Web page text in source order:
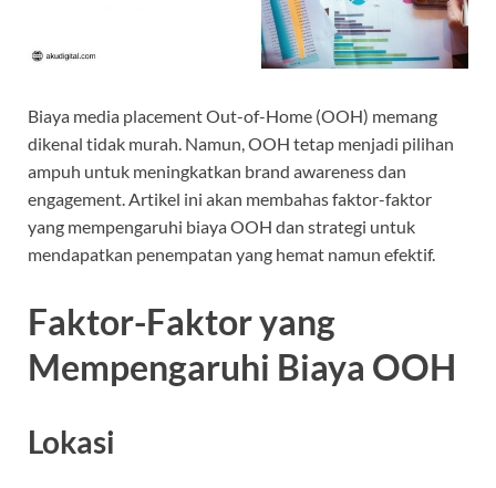
Biaya media placement Out-of-Home (OOH) memang
dikenal tidak murah. Namun, OOH tetap menjadi pilihan
ampuh untuk meningkatkan brand awareness dan
engagement. Artikel ini akan membahas faktor-faktor
yang mempengaruhi biaya OOH dan strategi untuk
mendapatkan penempatan yang hemat namun efektif.
Faktor-Faktor yang
Mempengaruhi Biaya OOH
Lokasi